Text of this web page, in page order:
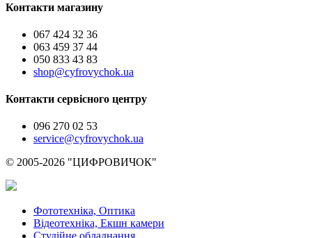
Контакти магазину
067 424 32 36
063 459 37 44
050 833 43 83
shop@cyfrovychok.ua
Контакти сервісного центру
096 270 02 53
service@cyfrovychok.ua
© 2005-2026 "ЦИФРОВИЧОК"
Фототехніка, Оптика
Відеотехніка, Екшн камери